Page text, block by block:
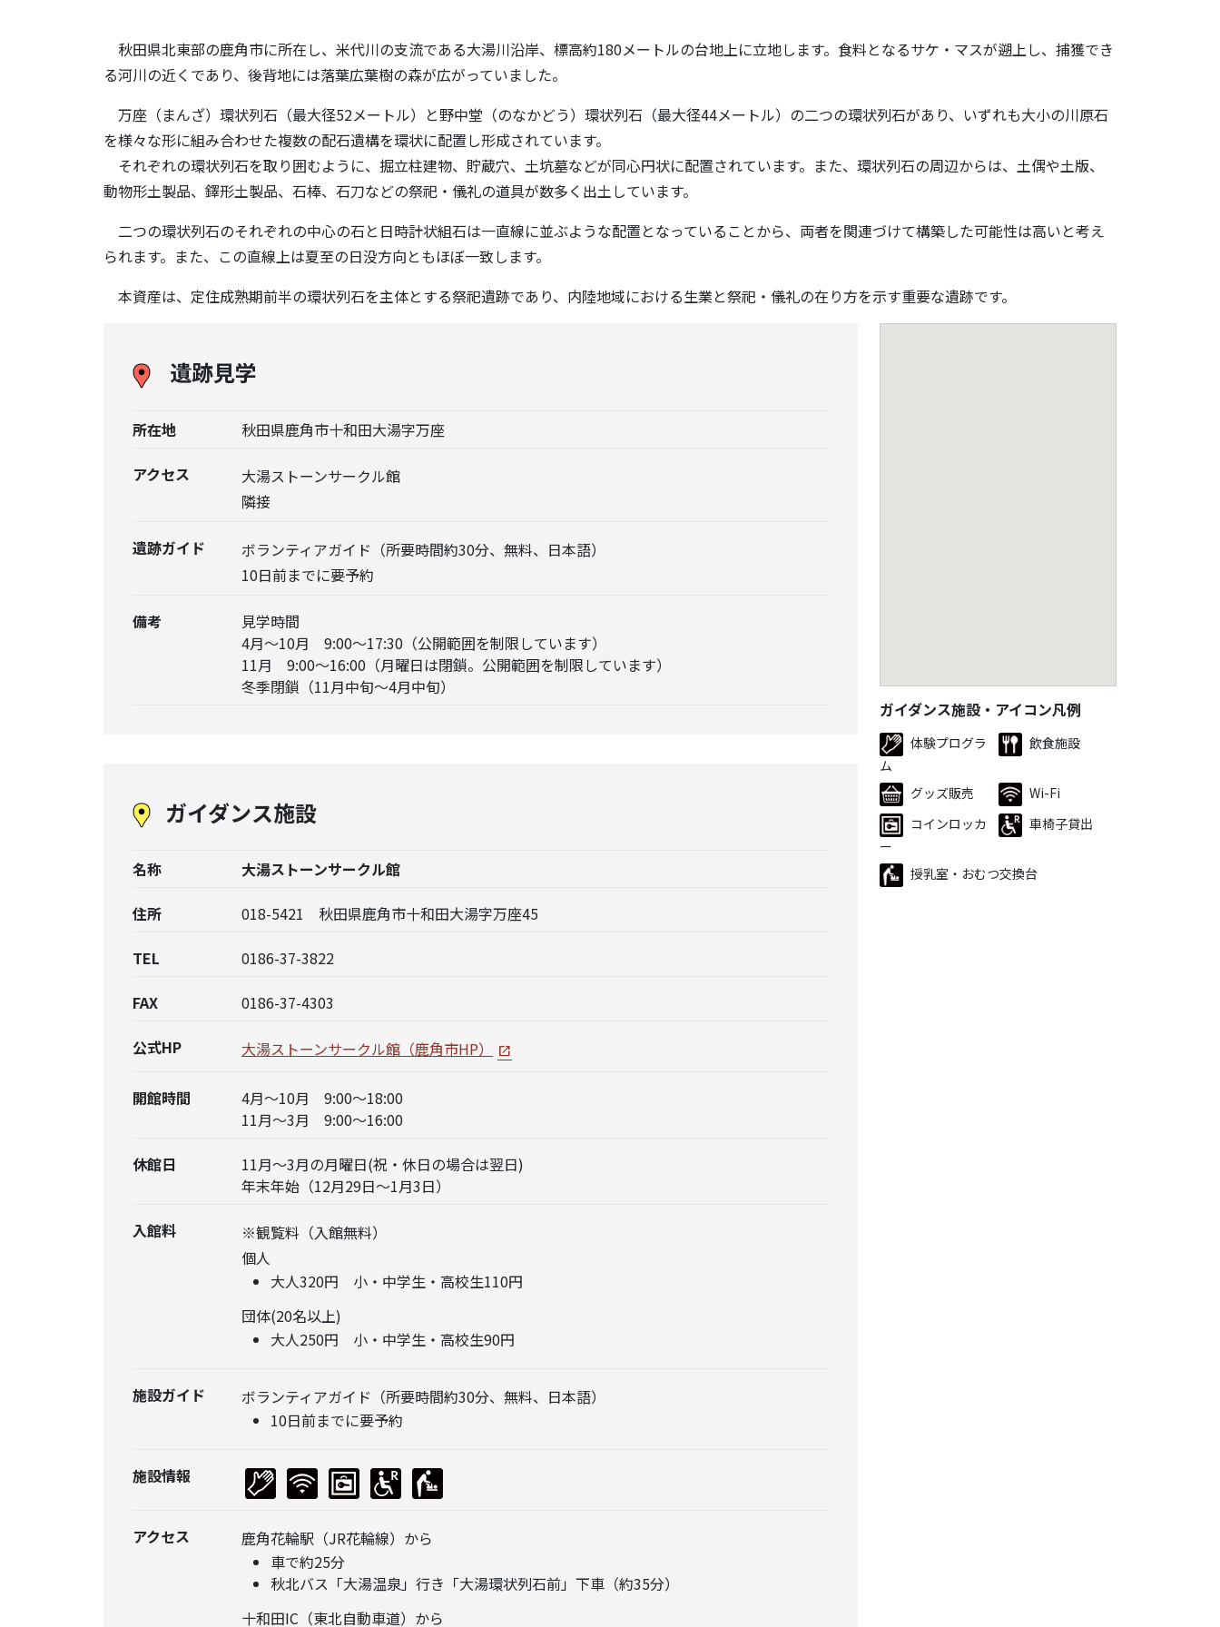
秋田県北東部の鹿角市に所在し、米代川の支流である大湯川沿岸、標高約180メートルの台地上に立地します。食料となるサケ・マスが遡上し、捕獲でき
る河川の近くであり、後背地には落葉広葉樹の森が広がっていました。
万座（まんざ）環状列石（最大径52メートル）と野中堂（のなかどう）環状列石（最大径44メートル）の二つの環状列石があり、いずれも大小の川原石
を様々な形に組み合わせた複数の配石遺構を環状に配置し形成されています。
それぞれの環状列石を取り囲むように、掘立柱建物、貯蔵穴、土坑墓などが同心円状に配置されています。また、環状列石の周辺からは、土偶や土版、
動物形土製品、鐸形土製品、石棒、石刀などの祭祀・儀礼の道具が数多く出土しています。
二つの環状列石のそれぞれの中心の石と日時計状組石は一直線に並ぶような配置となっていることから、両者を関連づけて構築した可能性は高いと考え
られます。また、この直線上は夏至の日没方向ともほぼ一致します。
本資産は、定住成熟期前半の環状列石を主体とする祭祀遺跡であり、内陸地域における生業と祭祀・儀礼の在り方を示す重要な遺跡です。
遺跡見学
所在地 秋田県鹿角市十和田大湯字万座
アクセス
大湯ストーンサークル館
隣接
遺跡ガイド
ボランティアガイド（所要時間約30分、無料、日本語）
10日前までに要予約
備考
見学時間
4月～10月 9:00～17:30（公開範囲を制限しています）
11月 9:00～16:00（月曜日は閉鎖。公開範囲を制限しています）
冬季閉鎖（11月中旬～4月中旬）
ガイダンス施設
名称 大湯ストーンサークル館
住所 018-5421 秋田県鹿角市十和田大湯字万座45
TEL 0186-37-3822
FAX 0186-37-4303
公式HP 大湯ストーンサークル館（鹿角市HP）
開館時間
4月～10月 9:00～18:00
11月～3月 9:00～16:00
休館日
11月～3月の月曜日(祝・休日の場合は翌日)
年末年始（12月29日～1月3日）
入館料
※観覧料（入館無料）
個人
大人320円 小・中学生・高校生110円
団体(20名以上)
大人250円 小・中学生・高校生90円
施設ガイド
ボランティアガイド（所要時間約30分、無料、日本語）
10日前までに要予約
施設情報
アクセス
鹿角花輪駅（JR花輪線）から
車で約25分
秋北バス「大湯温泉」行き「大湯環状列石前」下車（約35分）
十和田IC（東北自動車道）から
ガイダンス施設・アイコン凡例
体験プログラ
ム
飲食施設
グッズ販売
Wi-Fi
コインロッカ
ー
車椅子貸出
授乳室・おむつ交換台